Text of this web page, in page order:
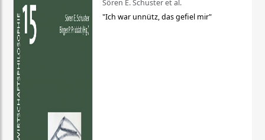
Sören E. Schuster et al.
"Ich war unnütz, das gefiel mir"